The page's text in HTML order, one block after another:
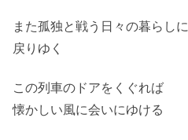
また孤独と戦う日々の暮らしに
戻りゆく
この列車のドアをくぐれば
懐かしい風に会いにゆける